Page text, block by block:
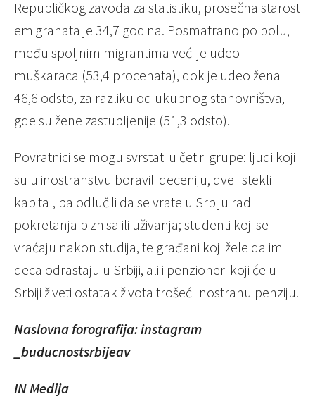
Republičkog zavoda za statistiku, prosečna starost
emigranata je 34,7 godina. Posmatrano po polu,
među spoljnim migrantima veći je udeo
muškaraca (53,4 procenata), dok je udeo žena
46,6 odsto, za razliku od ukupnog stanovništva,
gde su žene zastupljenije (51,3 odsto).
Povratnici se mogu svrstati u četiri grupe: ljudi koji
su u inostranstvu boravili deceniju, dve i stekli
kapital, pa odlučili da se vrate u Srbiju radi
pokretanja biznisa ili uživanja; studenti koji se
vraćaju nakon studija, te građani koji žele da im
deca odrastaju u Srbiji, ali i penzioneri koji će u
Srbiji živeti ostatak života trošeći inostranu penziju.
Naslovna forografija: instagram
_buducnostsrbijeav
IN Medija